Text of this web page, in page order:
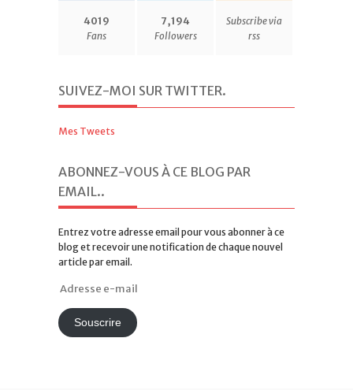
4019
Fans
7,194
Followers
Subscribe via
rss
SUIVEZ-MOI SUR TWITTER.
Mes Tweets
ABONNEZ-VOUS À CE BLOG PAR
EMAIL..
Entrez votre adresse email pour vous abonner à ce
blog et recevoir une notification de chaque nouvel
article par email.
Adresse
mailSouscrire